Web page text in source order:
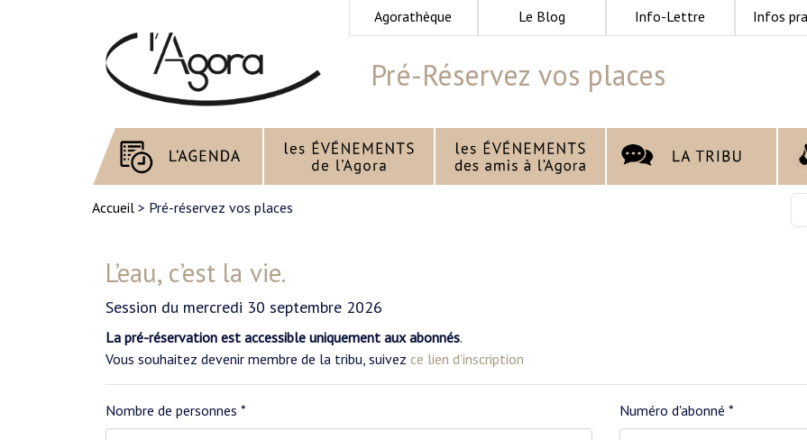
Agorathèque Le Blog Info-Lettre Infos
Pré-Réservez vos places
Accueil > Pré-réservez vos places
L’eau, c’est la vie.
Session du mercredi 30 septembre 2026
La pré-réservation est accessible uniquement aux abonnés.
Vous souhaitez devenir membre de la tribu, suivez ce lien d'inscription
Nombre de personnes * Numéro d'abonné *